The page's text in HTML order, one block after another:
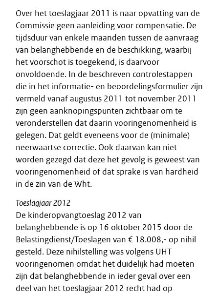
Over het toeslagjaar 2011 is naar opvatting van de
Commissie geen aanleiding voor compensatie. De
tijdsduur van enkele maanden tussen de aanvraag
van belanghebbende en de beschikking, waarbij
het voorschot is toegekend, is daarvoor
onvoldoende. In de beschreven controlestappen
die in het informatie- en beoordelingsformulier zijn
vermeld vanaf augustus 2011 tot november 2011
zijn geen aanknopingspunten zichtbaar om te
veronderstellen dat daarin vooringenomenheid is
gelegen. Dat geldt eveneens voor de (minimale)
neerwaartse correctie. Ook daarvan kan niet
worden gezegd dat deze het gevolg is geweest van
vooringenomenheid of dat sprake is van hardheid
in de zin van de Wht.
Toeslagjaar 2012
De kinderopvangtoeslag 2012 van
belanghebbende is op 16 oktober 2015 door de
Belastingdienst/Toeslagen van € 18.008,- op nihil
gesteld. Deze nihilstelling was volgens UHT
vooringenomen omdat het duidelijk had moeten
zijn dat belanghebbende in ieder geval over een
deel van het toeslagjaar 2012 recht had op